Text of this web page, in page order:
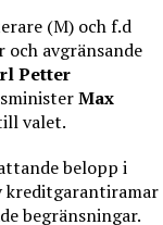
(M) och f.d
avgränsande
Petter
Max
valet.
belopp i
kreditgarantiramar
begränsningar.